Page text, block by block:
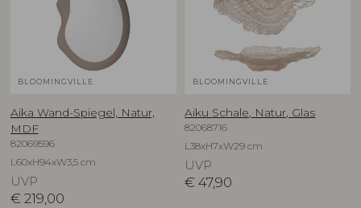
BLOOMINGVILLE
Aika Wand-Spiegel, Natur,
MDF
82069596
L60xH94xW3,5 cm
UVP
€ 219,00
BLOOMINGVILLE
Aiku Schale, Natur, Glas
82068716
L38xH7xW29 cm
UVP
€ 47,90